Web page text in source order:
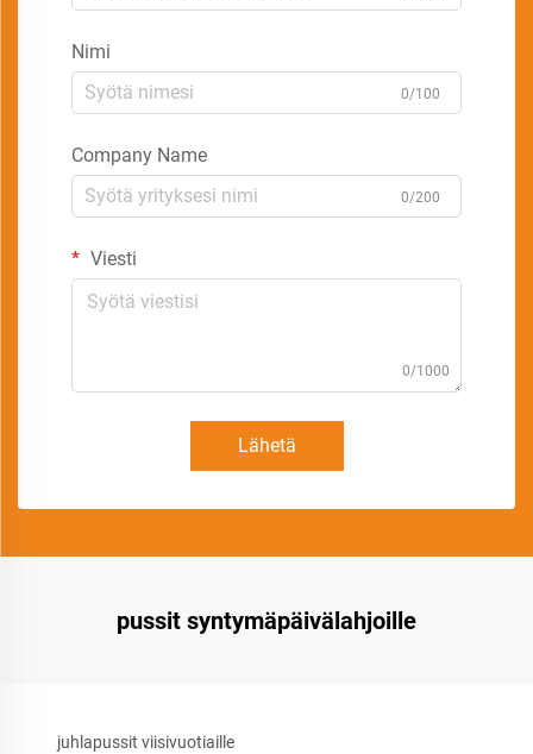
Nimi
0/100
Company Name
0/200
Viesti
0/1000
Lähetä
pussit syntymäpäivälahjoille
juhlapussit viisivuotiaille